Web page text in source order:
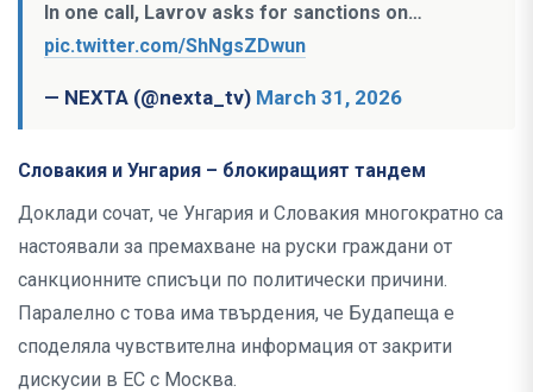
In one call, Lavrov asks for sanctions on…
pic.twitter.com/ShNgsZDwun
— NEXTA (@nexta_tv) March 31, 2026
Словакия и Унгария – блокиращият тандем
Доклади сочат, че Унгария и Словакия многократно са
настоявали за премахване на руски граждани от
санкционните списъци по политически причини.
Паралелно с това има твърдения, че Будапеща е
споделяла чувствителна информация от закрити
дискусии в ЕС с Москва.